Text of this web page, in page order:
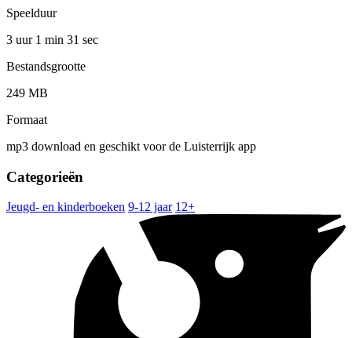
Speelduur
3 uur 1 min 31 sec
Bestandsgrootte
249 MB
Formaat
mp3 download en geschikt voor de Luisterrijk app
Categorieën
Jeugd- en kinderboeken 9-12 jaar 12+